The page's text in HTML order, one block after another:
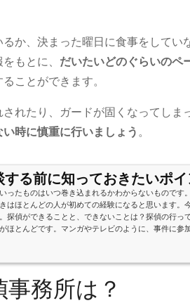
か、決まった曜日に食事をしてい
もとに、 だいたいどのぐらいのペ
ことができます。
れたり、ガードが固くなってしま
時に慎重に行いましょう。
る前に知っておきたいポイ
たものはいつ巻き込まれるかわからないものです
はほとんどの人が初めての経験になると思います。
探偵ができることと、できないことは？探偵の行っ
とんどです。マンガやテレビのように、事件に参
務所は？